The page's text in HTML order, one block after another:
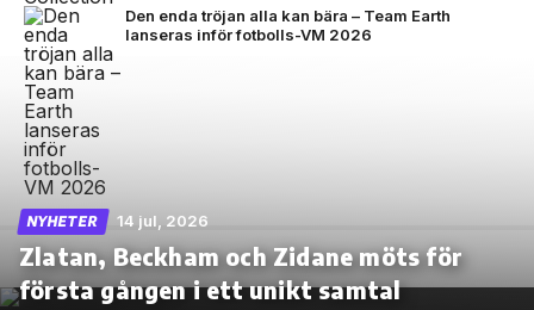
Den enda tröjan alla kan bära – Team Earth
lanseras inför fotbolls-VM 2026
NYHETER 14 jul, 2026
Zlatan, Beckham och Zidane möts för
första gången i ett unikt samtal